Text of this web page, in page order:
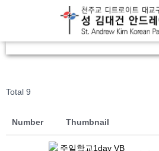
Total 9
Number Thumbnail